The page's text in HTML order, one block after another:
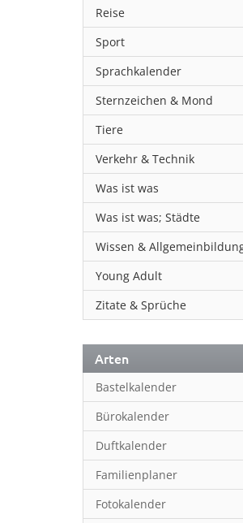
Reise
Sport
Sprachkalender
Sternzeichen & Mond
Tiere
Verkehr & Technik
Was ist was
Was ist was; Städte
Wissen &
Young Adult
Zitate & Sprüche
Arten
Bastelkalender
Bürokalender
Duftkalender
Familienplaner
Fotokalender